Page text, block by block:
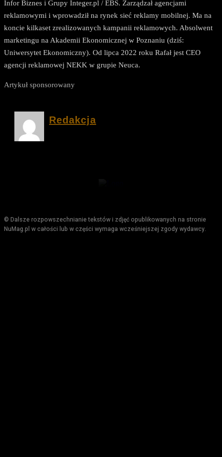
Infor Biznes i Grupy Integer.pl / EBS. Zarządzał agencjami
reklamowymi i wprowadził na rynek sieć reklamy mobilnej. Ma na
koncie kilkaset zrealizowanych kampanii reklamowych. Absolwent
marketingu na Akademii Ekonomicznej w Poznaniu (dziś:
Uniwersytet Ekonomiczny). Od lipca 2022 roku Rafał jest CEO
agencji reklamowej NEKK w grupie Neuca.
Artykuł sponsorowany
Redakcja
© Dalsze rozpowszechnianie tekstów i zdjęć opublikowanych na stronie
NuMag.pl w całości lub w części wymaga wcześniejszej zgody wydawcy.